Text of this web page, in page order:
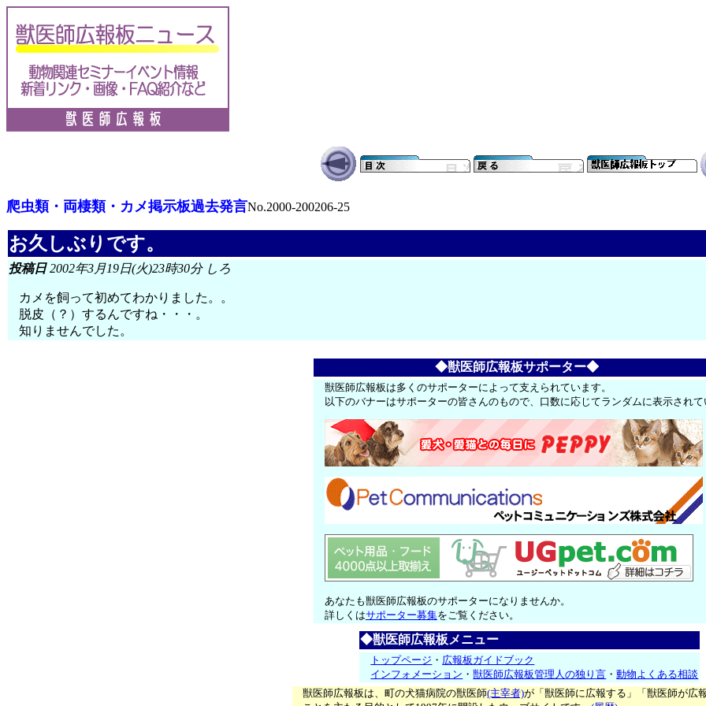
爬虫類・両棲類・カメ掲示板過去発言No.2000-200206-25
お久しぶりです。
投稿日2002年3月19日(火)23時30分 しろ
カメを飼って初めてわかりました。。
脱皮（？）するんですね・・・。
知りませんでした。
◆獣医師広報板サポーター◆
獣医師広報板は多くのサポーターによって支えられています。
以下のバナーはサポーターの皆さんのもので、口数に応じてランダムに表示されて
あなたも獣医師広報板のサポーターになりませんか。
詳しくはサポーター募集をご覧ください。
◆獣医師広報板メニュー
トップページ ・ 広報板ガイドブック
インフォメーション ・獣医師広報板管理人の独り言 ・動物よくある相談
獣医師広報板は、町の犬猫病院の獣医師(主宰者)が「獣医師に広報する」「獣医師が広報